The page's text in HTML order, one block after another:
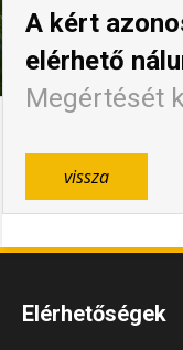
A kért
elérhető
Megértését
vissza
Elérhetőségek